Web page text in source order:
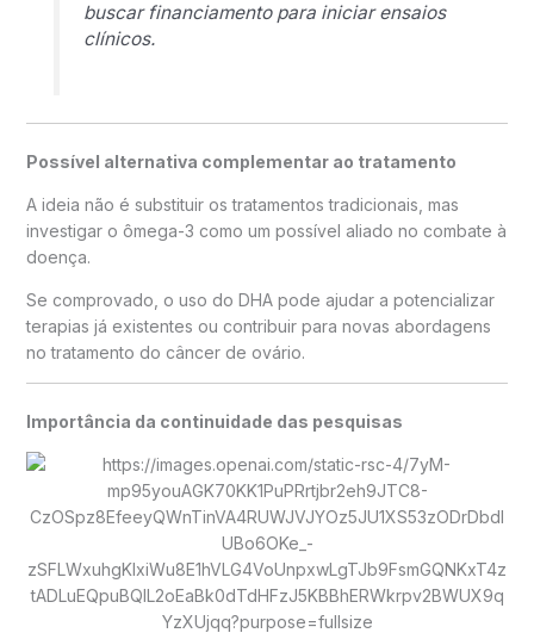
buscar financiamento para iniciar ensaios
clínicos.
Possível alternativa complementar ao tratamento
A ideia não é substituir os tratamentos tradicionais, mas
investigar o ômega-3 como um possível aliado no combate à
doença.
Se comprovado, o uso do DHA pode ajudar a potencializar
terapias já existentes ou contribuir para novas abordagens
no tratamento do câncer de ovário.
Importância da continuidade das pesquisas